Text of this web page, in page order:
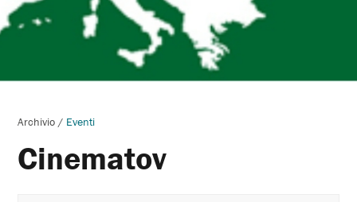
Archivio / Eventi
Cinematov